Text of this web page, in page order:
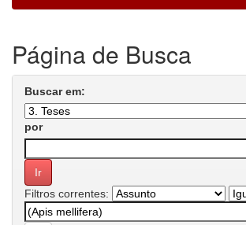
Página de Busca
Buscar em:
por
Filtros correntes: